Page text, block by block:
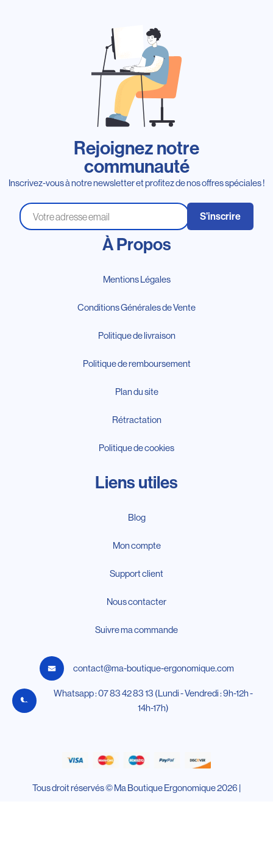
Rejoignez notre
communauté
Inscrivez-vous à notre newsletter et profitez de nos offres spéciales !
S’inscrire
À Propos
Mentions Légales
Conditions Générales de Vente
Politique de livraison
Politique de remboursement
Plan du site
Rétractation
Politique de cookies
Liens utiles
Blog
Mon compte
Support client
Nous contacter
Suivre ma commande
contact@ma-boutique-ergonomique.com
Whatsapp : 07 83 42 83 13 (Lundi - Vendredi : 9h-12h -
14h-17h)
Tous droit réservés © Ma Boutique Ergonomique 2026 |